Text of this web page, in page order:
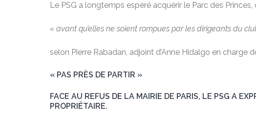
Le PSG a longtemps espéré acquérir le Parc des
« avant qu’elles ne soient rompues par les dirigeants du
selon Pierre Rabadan, adjoint d’Anne Hidalgo en charge
« PAS PRÈS DE PARTIR »
FACE AU REFUS DE LA MAIRIE DE PARIS, LE PSG A
PROPRIÉTAIRE.